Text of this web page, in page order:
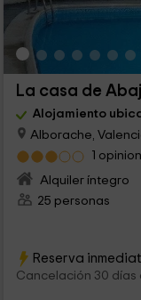
La casa de
Alojamiento
Alborache,
1
Alquiler íntegro
25 personas
Reserva
Cancelación 30 días